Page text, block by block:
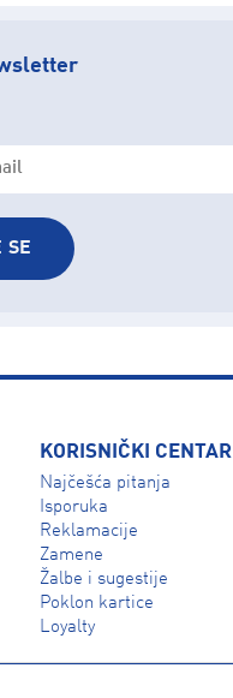
SE
KORISNIČKI CENTAR
Najčešća pitanja
Isporuka
Reklamacije
Zamene
Žalbe i sugestije
Poklon kartice
Loyalty